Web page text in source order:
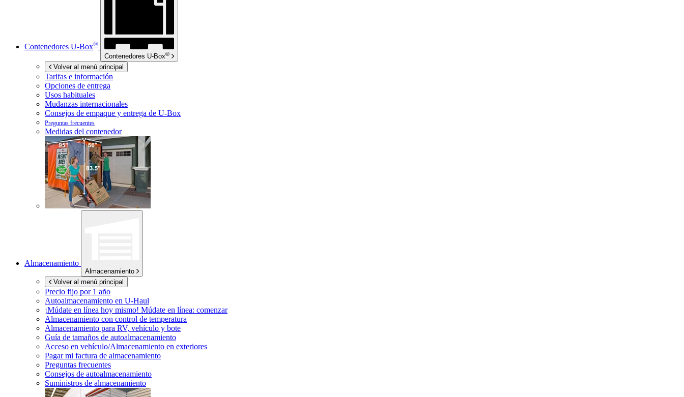
Contenedores U-Box®
Contenedores U-Box®
Volver al menú principal
Tarifas e información
Opciones de entrega
Usos habituales
Mudanzas internacionales
Consejos de empaque y entrega de U-Box
Preguntas frecuentes
Medidas del contenedor
Almacenamiento
Almacenamiento
Volver al menú principal
Precio fijo por 1 año
Autoalmacenamiento en U-Haul
¡Múdate en línea hoy mismo! Múdate en línea: comenzar
Almacenamiento con control de temperatura
Almacenamiento para RV, vehículo y bote
Guía de tamaños de autoalmacenamiento
Acceso en vehículo/Almacenamiento en exteriores
Pagar mi factura de almacenamiento
Preguntas frecuentes
Consejos de autoalmacenamiento
Suministros de almacenamiento